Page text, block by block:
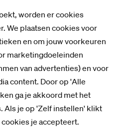
worden er cookies
We plaatsen cookies voor
en om jouw voorkeuren
marketingdoeleinden
van advertenties) en voor
content. Door op 'Alle
ga je akkoord met het
Als je op 'Zelf instellen' klikt
je accepteert.